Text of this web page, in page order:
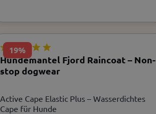
19%
Hundemantel Fjord Raincoat – Non-
stop dogwear
Active Cape Elastic Plus – Wasserdichtes
Cape für Hunde